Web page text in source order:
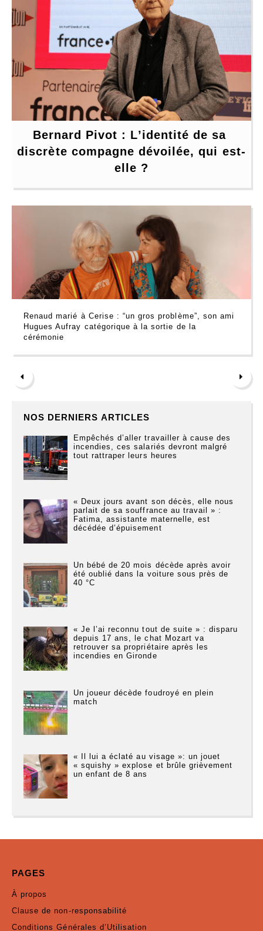
Bernard Pivot : L’identité de sa
discrète compagne dévoilée, qui est-
elle ?
Renaud marié à Cerise : “un gros problème”, son ami
Hugues Aufray catégorique à la sortie de la
cérémonie
NOS DERNIERS ARTICLES
Empêchés d’aller travailler à cause des
incendies, ces salariés devront malgré
tout rattraper leurs heures
« Deux jours avant son décès, elle nous
parlait de sa souffrance au travail » :
Fatima, assistante maternelle, est
décédée d’épuisement
Un bébé de 20 mois décède après avoir
été oublié dans la voiture sous près de
40 °C
« Je l’ai reconnu tout de suite » : disparu
depuis 17 ans, le chat Mozart va
retrouver sa propriétaire après les
incendies en Gironde
Un joueur décède foudroyé en plein
match
« Il lui a éclaté au visage »: un jouet
« squishy » explose et brûle grièvement
un enfant de 8 ans
PAGES
À propos
Clause de non-responsabilité
Conditions Générales d’Utilisation